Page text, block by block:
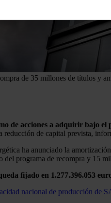
Las cookies de este sitio web
y analizar el tráfico. Además,
redes sociales, publicidad y
hayan recopilado a partir
de 35 millones de títulos y
de acciones a adquirir bajo el
reducción de capital prevista,
ha anunciado la
del programa de recompra y 15
fijado en 1.277.396.053